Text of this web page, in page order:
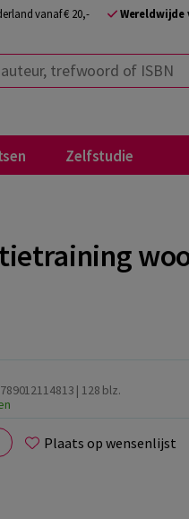
vanaf € 20,- Wereldwijde
trefwoord of ISBN
Zelfstudie
| 128 blz.
Plaats op wensenlijst